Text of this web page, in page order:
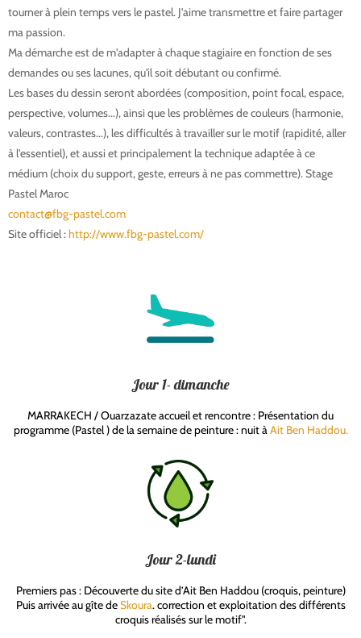
tourner à plein temps vers le pastel. J'aime transmettre et faire partager
ma passion.
Ma démarche est de m'adapter à chaque stagiaire en fonction de ses
demandes ou ses lacunes, qu'il soit débutant ou confirmé.
Les bases du dessin seront abordées (composition, point focal, espace,
perspective, volumes...), ainsi que les problèmes de couleurs (harmonie,
valeurs, contrastes...), les difficultés à travailler sur le motif (rapidité, aller
à l'essentiel), et aussi et principalement la technique adaptée à ce
médium (choix du support, geste, erreurs à ne pas commettre). Stage
Pastel Maroc
contact@fbg-pastel.com
Site officiel :http://www.fbg-pastel.com/
Jour 1- dimanche
MARRAKECH / Ouarzazate accueil et rencontre : Présentation du
programme (Pastel ) de la semaine de peinture : nuit àAit Ben Haddou.
Jour 2-lundi
Premiers pas : Découverte du site d’Ait Ben Haddou (croquis, peinture)
Puis arrivée au gîte deSkoura. correction et exploitation des différents
croquis réalisés sur le motif".